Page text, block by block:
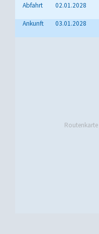
Abfahrt
02.01.2028
Ankunft
03.01.2028